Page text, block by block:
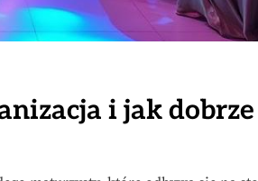
i jak dobrze